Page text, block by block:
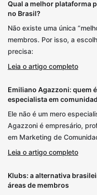
Qual a melhor plataforma
no Brasil?
Não existe uma única
membros. Por isso, a
precisa:
Leia o artigo completo
Emiliano Agazzoni: quem
especialista em
Ele não é um mero
Agazzoni é empresário,
em Marketing de
Leia o artigo completo
Klubs: a alternativa
áreas de membros